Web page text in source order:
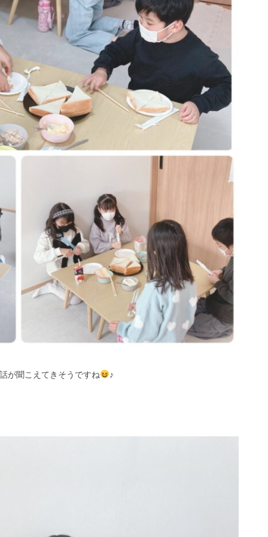
が聞こえてきそうですね ♪